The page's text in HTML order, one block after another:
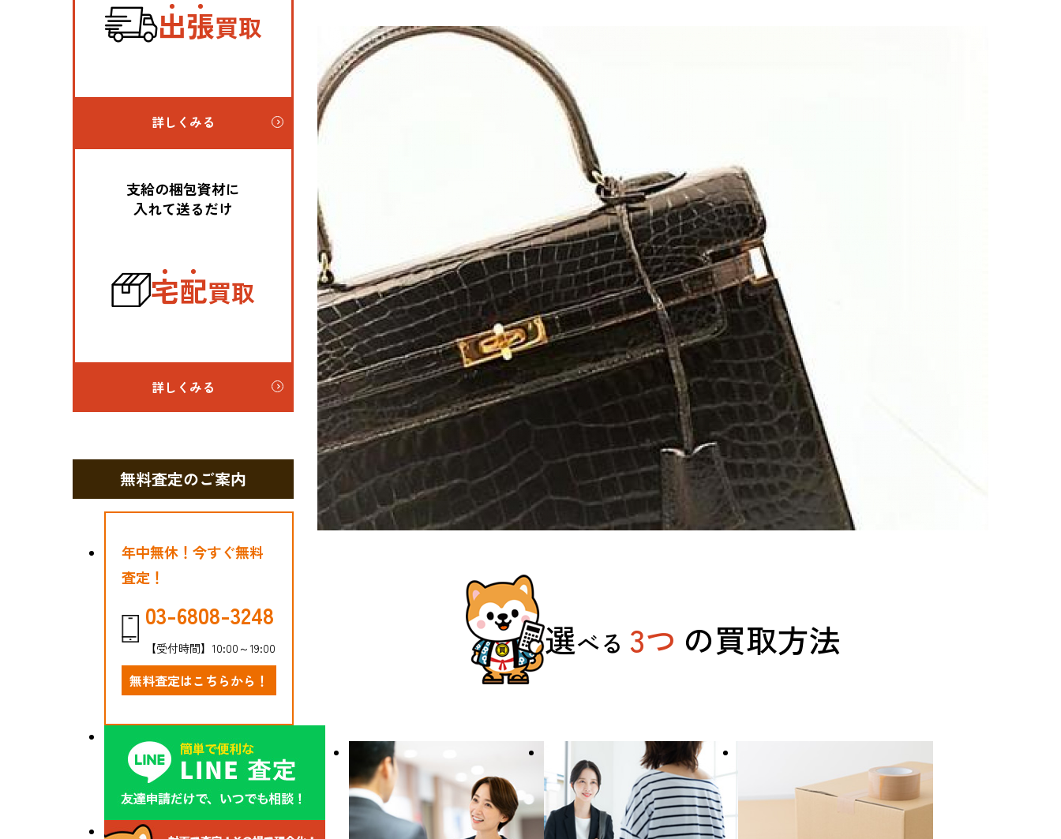
出張買取
詳しくみる
支給の梱包資材に
入れて送るだけ
宅配買取
詳しくみる
無料査定のご案内
年中無休！今すぐ無料
査定！
03-6808-3248
【受付時間】10:00～19:00
無料査定はこちらから！
選べる 3つ の買取方法